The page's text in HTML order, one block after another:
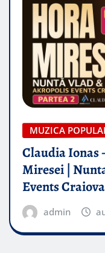
MUZICA
Claudia Ionas
Miresei |
Events
admin